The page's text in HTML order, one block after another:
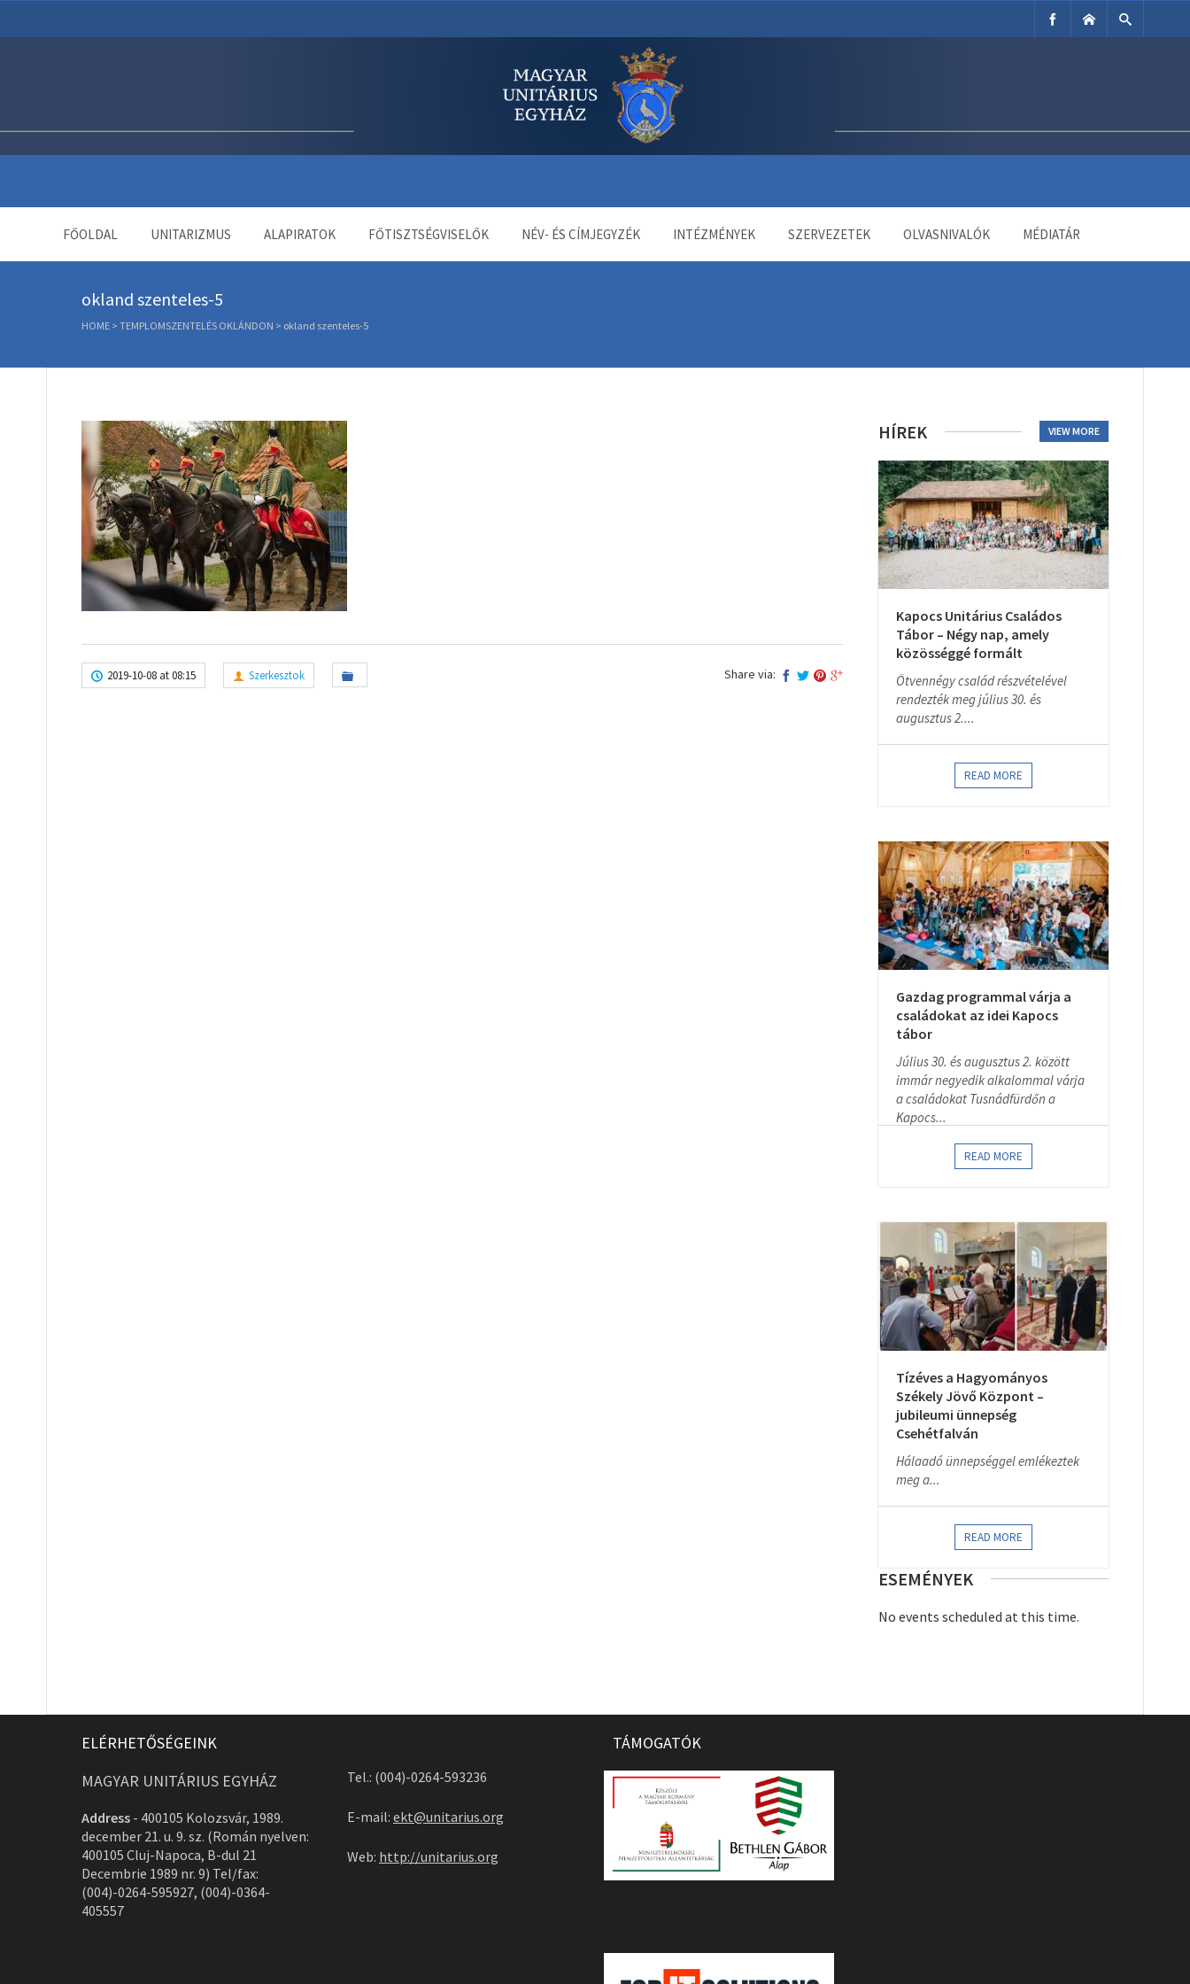
FŐOLDAL UNITARIZMUS ALAPIRATOK FŐTISZTSÉGVISELŐK NÉV- ÉS CÍMJEGYZÉK INTÉZMÉNYEK SZERVEZETEK OLVASNIVALÓK MÉDIATÁR
okland szenteles-5
HOME > TEMPLOMSZENTELÉS OKLÁNDON > okland szenteles-5
2019-10-08 at 08:15 Szerkesztok Share via:
HÍREK VIEW MORE
Kapocs Unitárius Családos
Tábor – Négy nap, amely
közösséggé formált
Ötvennégy család részvételével
rendezték meg július 30. és
augusztus 2....
READ MORE
Gazdag programmal várja a
családokat az idei Kapocs
tábor
Július 30. és augusztus 2. között
immár negyedik alkalommal várja
a családokat Tusnádfürdőn a
Kapocs...
READ MORE
Tízéves a Hagyományos
Székely Jövő Központ –
jubileumi ünnepség
Csehétfalván
Hálaadó ünnepséggel emlékeztek
meg a...
READ MORE
ESEMÉNYEK
No events scheduled at this time.
ELÉRHETŐSÉGEINK
MAGYAR UNITÁRIUS EGYHÁZ
Address - 400105 Kolozsvár, 1989.
december 21. u. 9. sz. (Román nyelven:
400105 Cluj-Napoca, B-dul 21
Decembrie 1989 nr. 9) Tel/fax:
(004)-0264-595927, (004)-0364-
405557
Tel.: (004)-0264-593236
E-mail: ekt@unitarius.org
Web: http://unitarius.org
TÁMOGATÓK